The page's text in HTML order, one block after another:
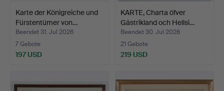
Karte der Königreiche und
Fürstentümer von…
Beendet 31. Jul 2026
7 Gebote
197 USD
KARTE, Charta öfver
Gästrikland och Hellsi…
Beendet 30. Jul 2026
21 Gebote
219 USD